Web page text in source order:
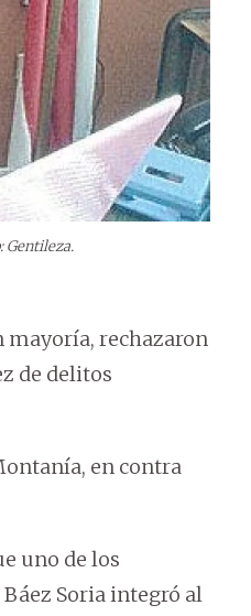
Gentileza.
mayoría, rechazaron
de delitos
en contra
uno de los
Soria integró al